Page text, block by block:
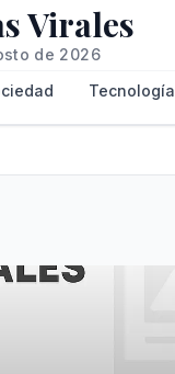
Virales
de 2026
Tecnología